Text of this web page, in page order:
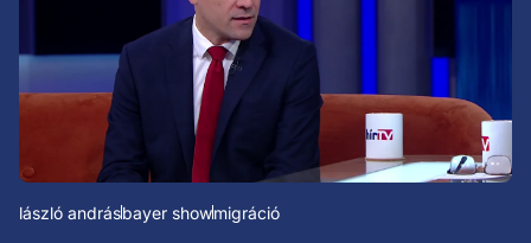
lászló andrásbayer showmigráció